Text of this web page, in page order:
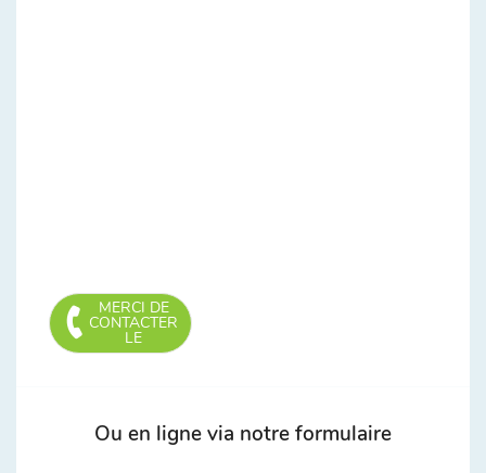
MERCI DE
CONTACTER
LE
Ou en ligne via notre formulaire